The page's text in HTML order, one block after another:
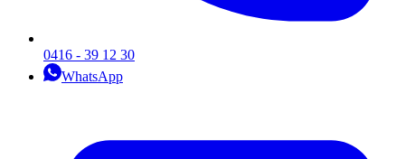
0416 - 39 12 30
WhatsApp